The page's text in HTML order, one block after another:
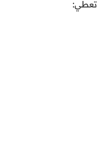
تعطي: